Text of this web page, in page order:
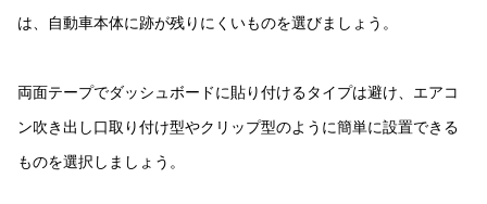
は、自動車本体に跡が残りにくいものを選びましょう。
両面テープでダッシュボードに貼り付けるタイプは避け、エアコ
ン吹き出し口取り付け型やクリップ型のように簡単に設置できる
ものを選択しましょう。